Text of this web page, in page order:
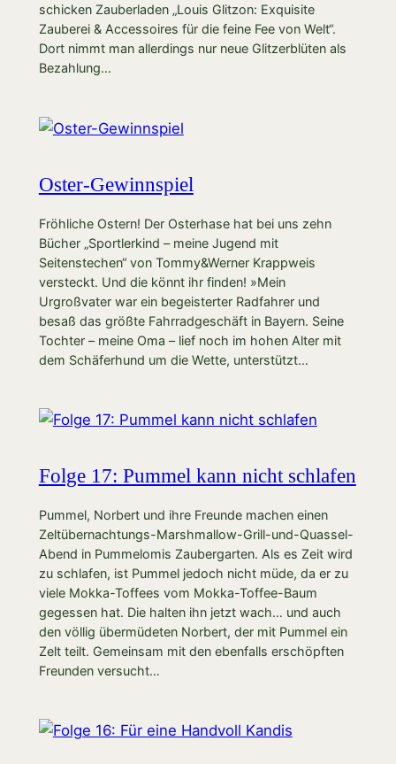
schicken Zauberladen „Louis Glitzon: Exquisite
Zauberei & Accessoires für die feine Fee von Welt“.
Dort nimmt man allerdings nur neue Glitzerblüten als
Bezahlung…
Oster-Gewinnspiel
Fröhliche Ostern! Der Osterhase hat bei uns zehn
Bücher „Sportlerkind – meine Jugend mit
Seitenstechen“ von Tommy&Werner Krappweis
versteckt. Und die könnt ihr finden! »Mein
Urgroßvater war ein begeisterter Radfahrer und
besaß das größte Fahrradgeschäft in Bayern. Seine
Tochter – meine Oma – lief noch im hohen Alter mit
dem Schäferhund um die Wette, unterstützt…
Folge 17: Pummel kann nicht schlafen
Pummel, Norbert und ihre Freunde machen einen
Zeltübernachtungs-Marshmallow-Grill-und-Quassel-
Abend in Pummelomis Zaubergarten. Als es Zeit wird
zu schlafen, ist Pummel jedoch nicht müde, da er zu
viele Mokka-Toffees vom Mokka-Toffee-Baum
gegessen hat. Die halten ihn jetzt wach… und auch
den völlig übermüdeten Norbert, der mit Pummel ein
Zelt teilt. Gemeinsam mit den ebenfalls erschöpften
Freunden versucht…